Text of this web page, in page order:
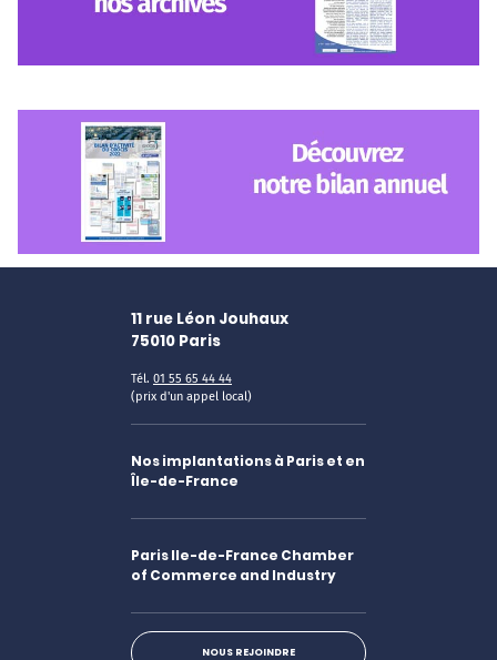
11 rue Léon Jouhaux
75010 Paris
Tél. 01 55 65 44 44
(prix d'un appel local)
Nos implantations à Paris et en
Île-de-France
Paris Ile-de-France Chamber
of Commerce and Industry
NOUS REJOINDRE